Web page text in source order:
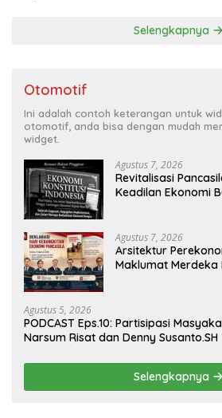
Selengkapnya
Otomotif
Ini adalah contoh keterangan untuk
otomotif, anda bisa dengan mudah
widget.
Agustus 7, 2026
Revitalisasi
Keadilan Ekonomi
Agustus 7, 2026
Arsitektur
Maklumat
Agustus 5, 2026
PODCAST Eps.10: Partisipasi
Narsum Risat dan Denny Susanto.SH
Selengkapnya